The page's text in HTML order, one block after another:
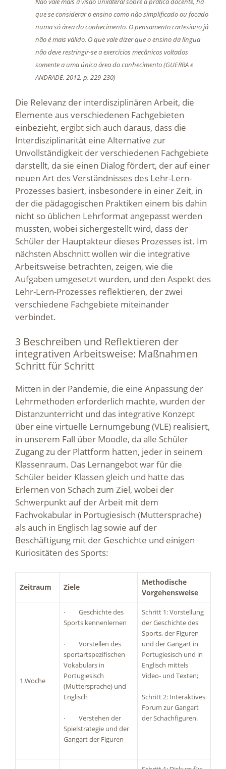
que se considerar o ensino como não simplificado ou focado
numa só área do conhecimento. O pensamento cartesiano já
não é mais válido. O que vale dizer que o ensino da língua
não deve restringir-se a exercícios mecânicos voltados
somente a uma única área do conhecimento (GUERRA e
ANDRADE, 2012, p. 229-230)
Die Relevanz der interdisziplinären Arbeit, die
Elemente aus verschiedenen Fachgebieten
einbezieht, ergibt sich auch daraus, dass die
Interdisziplinarität eine Alternative zur
Unvollständigkeit der verschiedenen Fachgebiete
darstellt, da sie einen Dialog fördert, der auf einer
neuen Art des Verständnisses des Lehr-Lern-
Prozesses basiert, insbesondere in einer Zeit, in
der die pädagogischen Praktiken einem bis dahin
nicht so üblichen Lehrformat angepasst werden
mussten, wobei sichergestellt wird, dass der
Schüler der Hauptakteur dieses Prozesses ist. Im
nächsten Abschnitt wollen wir die integrative
Arbeitsweise betrachten, zeigen, wie die
Aufgaben umgesetzt wurden, und den Aspekt des
Lehr-Lern-Prozesses reflektieren, der zwei
verschiedene Fachgebiete miteinander
verbindet.
3 Beschreiben und Reflektieren der
integrativen Arbeitsweise: Maßnahmen
Schritt für Schritt
Mitten in der Pandemie, die eine Anpassung der
Lehrmethoden erforderlich machte, wurden der
Distanzunterricht und das integrative Konzept
über eine virtuelle Lernumgebung (VLE) realisiert,
in unserem Fall über Moodle, da alle Schüler
Zugang zu der Plattform hatten, jeder in seinem
Klassenraum. Das Lernangebot war für die
Schüler beider Klassen gleich und hatte das
Erlernen von Schach zum Ziel, wobei der
Schwerpunkt auf der Arbeit mit dem
Fachvokabular in Portugiesisch (Muttersprache)
als auch in Englisch lag sowie auf der
Beschäftigung mit der Geschichte und einigen
Kuriositäten des Sports:
Zeitraum Ziele
Methodische
Vorgehensweise
1.Woche
· Geschichte des
Sports kennenlernen
· Vorstellen des
sportartspezifischen
Vokabulars in
Portugiesisch
(Muttersprache) und
Englisch
· Verstehen der
Spielstrategie und der
Gangart der Figuren
Schritt 1: Vorstellung
der Geschichte des
Sports, der Figuren
und der Gangart in
Portugiesisch und in
Englisch mittels
Video- und Texten;
Schritt 2: Interaktives
Forum zur Gangart
der Schachfiguren.